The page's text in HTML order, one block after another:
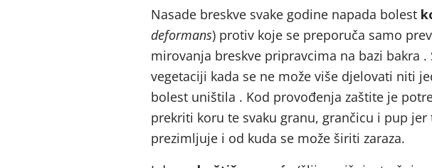
Nasade breskve svake godine napada bolest
deformans) protiv koje se preporuča samo
mirovanja breskve pripravcima na bazi bakra
vegetaciji kada se ne može više djelovati niti
bolest uništila . Kod provođenja zaštite je
prekriti koru te svaku granu, grančicu i pup
prezimljuje i od kuda se može širiti zaraza.